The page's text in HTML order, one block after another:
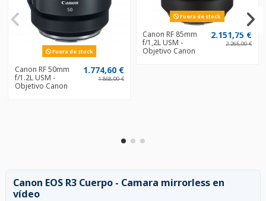
Fuera de stock
Canon RF 50mm
f/1.2L USM -
Objetivo Canon
1.774,60 €
1.868,00 €
Fuera de stock
Canon RF 85mm
f/1,2L USM -
Objetivo Canon
2.151,75 €
2.265,00 €
Canon EOS R3 Cuerpo - Camara mirrorless en
vídeo